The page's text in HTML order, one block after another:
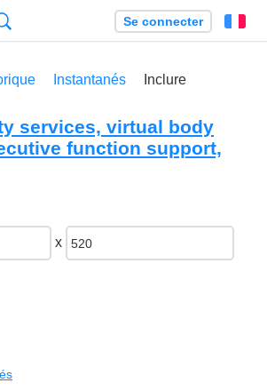
Se connecter
Instantanés Inclure
services, virtual body
function support,
x